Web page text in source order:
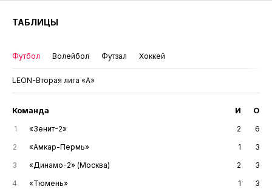
ТАБЛИЦЫ
Футбол Волейбол Футзал Хоккей
LEON-Вторая лига «А»
Команда И О
1 «Зенит-2» 2
6
2
«Амкар-Пермь» 1
3
3
«Динамо-2» (Москва) 2
3
4
«Тюмень» 1
3